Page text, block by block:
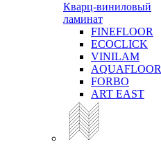
Кварц-виниловый
ламинат
FINEFLOOR
ECOCLICK
VINILAM
AQUAFLOOR
FORBO
ART EAST